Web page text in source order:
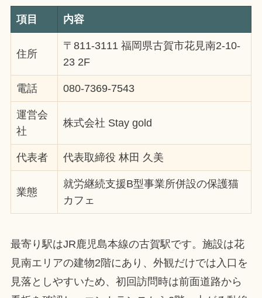
項目 内容
住所
〒811-3111 福岡県古賀市花見南2-10-
23 2F
電話 080-7369-7543
運営会
社
株式会社 Stay gold
代表者 代表取締役 林田 久美
業態
就労継続支援B型事業所併設の保護猫
カフェ
最寄り駅はJR鹿児島本線の古賀駅です。施設は花
見南エリアの建物2階にあり、外観だけでは入口を
見落としやすいため、初回訪問時は前面道路から